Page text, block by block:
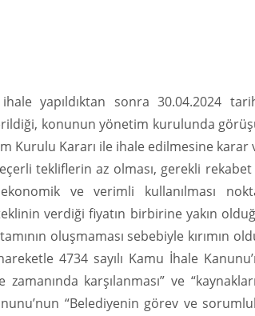
yapıldıktan sonra 30.04.2024
konunun yönetim kurulunda
Kurulu Kararı ile ihale edilmesine
tekliflerin az olması, gerekli rekabet
ve verimli kullanılması
verdiği fiyatın birbirine yakın
oluşmaması sebebiyle kırımın
4734 sayılı Kamu İhale
karşılanması” ve
“Belediyenin görev ve